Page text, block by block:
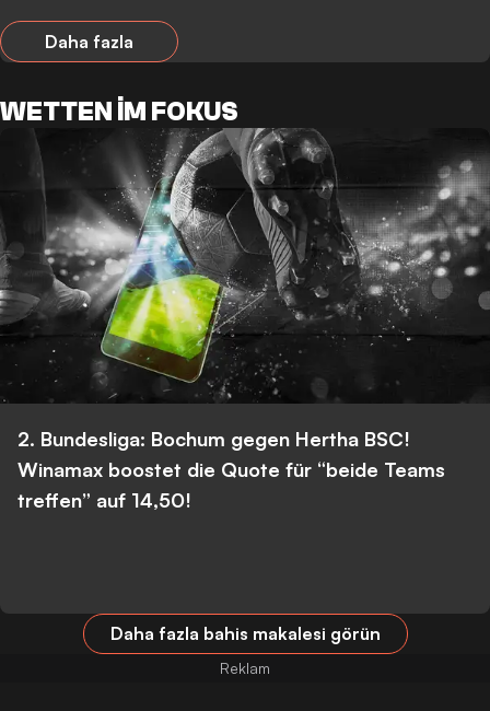
Daha fazla
WETTEN IM FOKUS
2. Bundesliga: Bochum gegen Hertha BSC!
Winamax boostet die Quote für “beide Teams
treffen” auf 14,50!
Daha fazla bahis makalesi görün